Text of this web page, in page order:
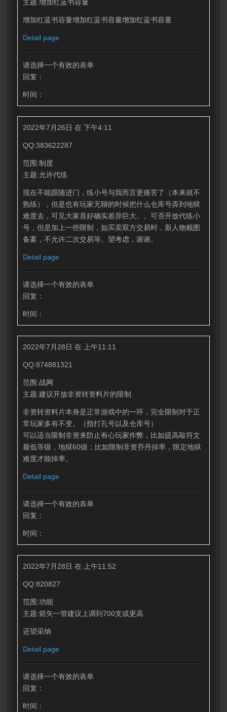
主题:增加红蓝书容量
增加红蓝书容量增加红蓝书容量增加红蓝书容量
Detail page
请选择一个有效的表单
回复：
时间：
2022年7月26日 在 下午4:11
QQ:383622287
范围:制度
主题:允许代练
现在不能跟随进门，练小号与我而言更痛苦了（本来就不
熟练），但是也有玩家无聊的时候把什么仓库号弄到地狱
难度去，可见大家喜好确实差异巨大。。可否开放代练小
号，但是加上一些限制，如买卖双方交易时，新人物截图
备案，不允许二次交易等。望考虑，谢谢。
Detail page
请选择一个有效的表单
回复：
时间：
2022年7月28日 在 上午11:11
QQ:874881321
范围:战网
主题:建议开放非资转资料片的限制
非资转资料片本身是正常游戏中的一环，完全限制对于正
常玩家多有不变。（指打孔号以及仓库号）
可以适当限制非资来防止有心玩家作弊，比如提高敲符文
最低等级，地狱60级；比如限制非资乔丹掉率，限定地狱
难度才能掉率。
Detail page
请选择一个有效的表单
回复：
时间：
2022年7月28日 在 上午11:52
QQ:820827
范围:功能
主题:箭矢一管建议上调到700支或更高
还望采纳
Detail page
请选择一个有效的表单
回复：
时间：